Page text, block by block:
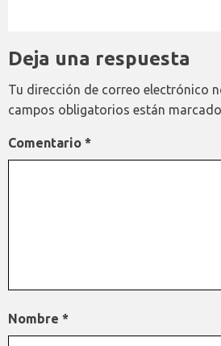
Deja una respuesta
Tu dirección de correo electrónico
campos obligatorios están
Comentario *
Nombre *